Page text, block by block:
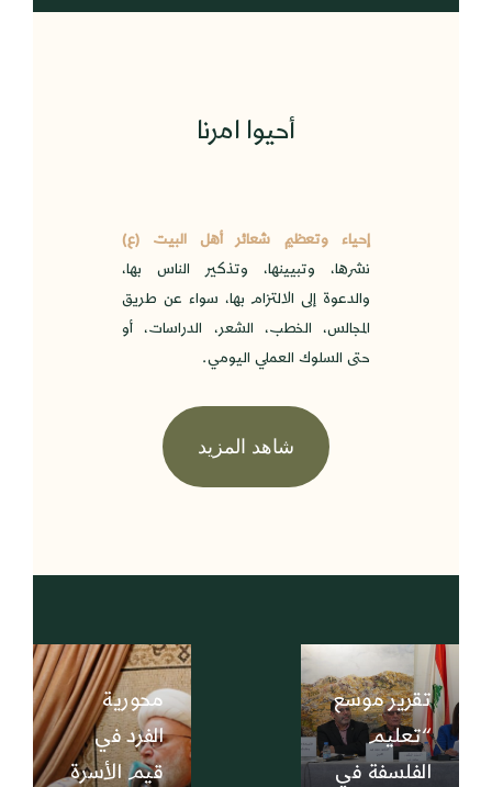
أحيوا امرنا
إحياء وتعظيم شعائر أهل البيت (ع)
نشرها، وتبيينها، وتذكير الناس بها،
والدعوة إلى الالتزام بها، سواء عن طريق
المجالس، الخطب، الشعر، الدراسات، أو
حتى السلوك العملي اليومي.
شاهد المزيد
تقرير موسع
“تعليم
الفلسفة في
محورية
الفرد في
قيم الأسرة